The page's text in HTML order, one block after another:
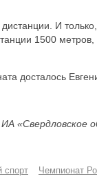
И
1500
досталось
«Свердловское
спорт Чемпионат